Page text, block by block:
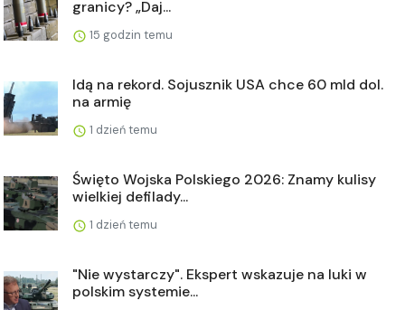
granicy? „Daj...
15 godzin temu
Idą na rekord. Sojusznik USA chce 60 mld dol.
na armię
1 dzień temu
Święto Wojska Polskiego 2026: Znamy kulisy
wielkiej defilady...
1 dzień temu
"Nie wystarczy". Ekspert wskazuje na luki w
polskim systemie...